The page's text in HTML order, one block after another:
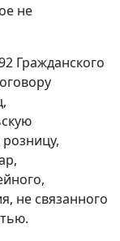
не
Гражданского
не связанного